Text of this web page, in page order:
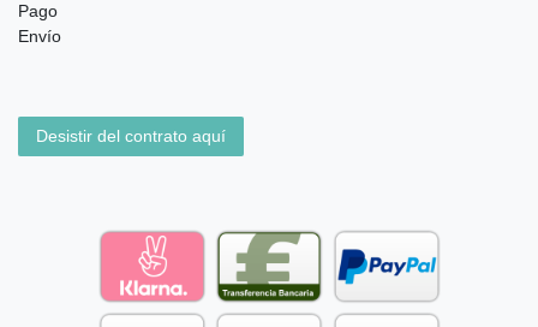
Pago
Envío
Desistir del contrato aquí